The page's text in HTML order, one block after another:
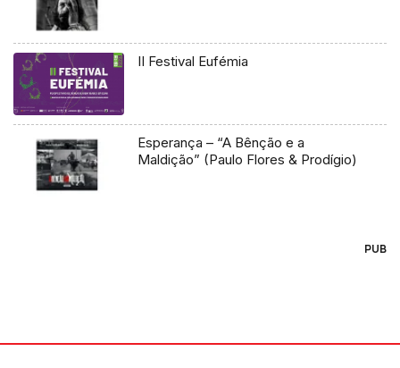
II Festival Eufémia
Esperança – “A Bênção e a
Maldição” (Paulo Flores & Prodígio)
PUB